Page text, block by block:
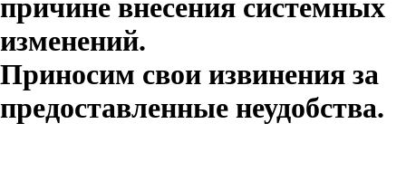
причине внесения системных
изменений.
Приносим свои извинения за
предоставленные неудобства.